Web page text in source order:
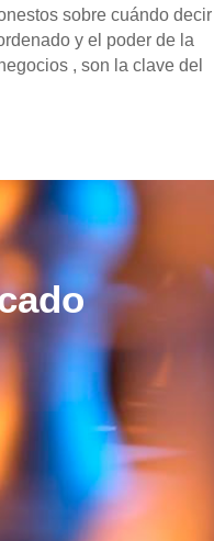
sobre cuándo decir
y el poder de la
, son la clave del